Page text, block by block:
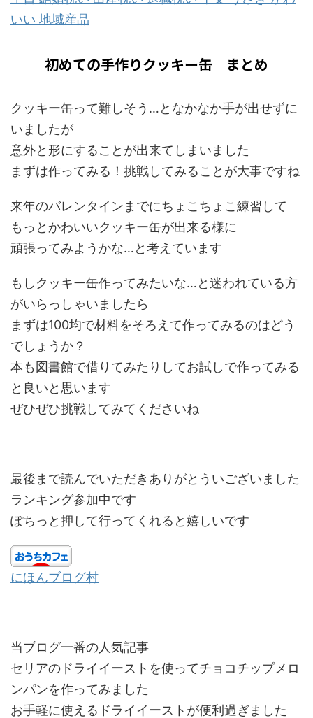
いい 地域産品
初めての手作りクッキー缶 まとめ
クッキー缶って難しそう…となかなか手が出せずに
いましたが
意外と形にすることが出来てしまいました
まずは作ってみる！挑戦してみることが大事ですね
来年のバレンタインまでにちょこちょこ練習して
もっとかわいいクッキー缶が出来る様に
頑張ってみようかな…と考えています
もしクッキー缶作ってみたいな…と迷われている方
がいらっしゃいましたら
まずは100均で材料をそろえて作ってみるのはどう
でしょうか？
本も図書館で借りてみたりしてお試しで作ってみる
と良いと思います
ぜひぜひ挑戦してみてくださいね
最後まで読んでいただきありがとういございました
ランキング参加中です
ぽちっと押して行ってくれると嬉しいです
にほんブログ村
当ブログ一番の人気記事
セリアのドライイーストを使ってチョコチップメロ
ンパンを作ってみました
お手軽に使えるドライイーストが便利過ぎました